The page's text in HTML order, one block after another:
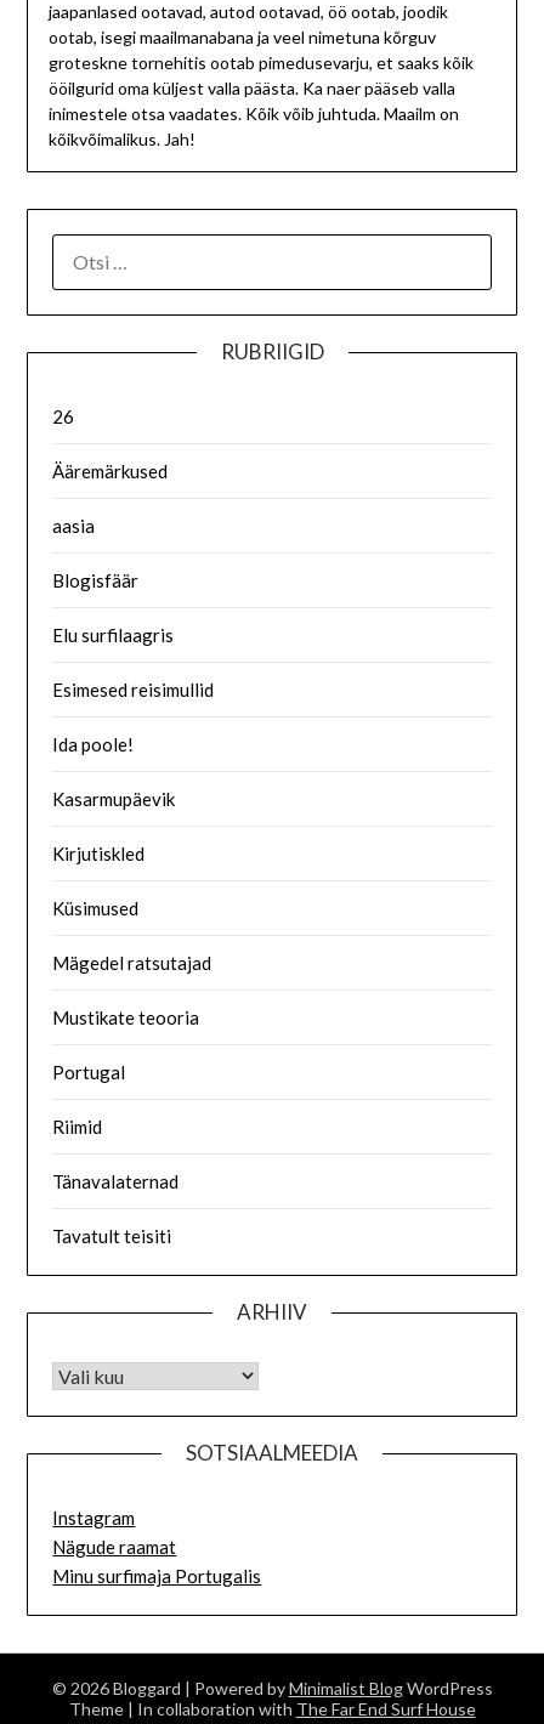
jaapanlased ootavad, autod ootavad, öö ootab, joodik
ootab, isegi maailmanabana ja veel nimetuna kõrguv
groteskne tornehitis ootab pimedusevarju, et saaks kõik
ööilgurid oma küljest valla päästa. Ka naer pääseb valla
inimestele otsa vaadates. Kõik võib juhtuda. Maailm on
kõikvõimalikus. Jah!
RUBRIIGID
26
Ääremärkused
aasia
Blogisfäär
Elu surfilaagris
Esimesed reisimullid
Ida poole!
Kasarmupäevik
Kirjutiskled
Küsimused
Mägedel ratsutajad
Mustikate teooria
Portugal
Riimid
Tänavalaternad
Tavatult teisiti
ARHIIV
SOTSIAALMEEDIA
Instagram
Nägude raamat
Minu surfimaja Portugalis
© 2026 Bloggard | Powered byMinimalist BlogWordPress
Theme | In collaboration with The Far End Surf House